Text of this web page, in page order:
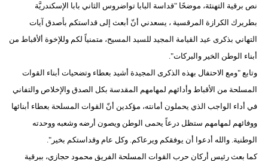
مدوَّنات
أبراج
فيديو
سيارات
نص برقية التهنئة، موضحًا "قداسة البابا تواضروس الثاني بابا الإسكندريَّة
بطريرك الكرازة المرقسية ، يسعدني أنّ أبعث إلى قداستكم بأصدق آيات
التهاني بذكرى عيد القيامة المجيد للسيد المسيح، متمنياً لكم وللإخوة ألأقباط من
أبناء الوطن الخير والبركات".
وتابع "ومع الاحتفال بهذه الذكرى المجيدة أشيد بعطاء وتضحيات أبناء القوات
المسلحة من الأقباط وأدائهم لمهامهم المقدسة بكل الصدق والإخلاص والتفاني
في أداء الواجب الذي يحملون أمانته، مؤكدين أنّ القوات المسلحة بعطاء أبنائها
ووفائهم لمهامهم ستظل درعاً يحمى الوطن ويصون أرضه وشعبه ووحدته
الوطنية. والله أدعوا أن يوفقكم ويرعاكم. وكل عام وقداستكم بخير".
كما بعث رئيس أركان حرب القوات المسلحة الفريق محمود حجازي، ببرقية